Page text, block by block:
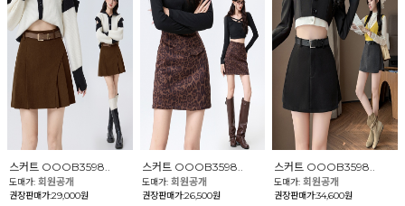
스커트 OOOB3598..
도매가: 회원공개
권장판매가:29,000원
스커트 OOOB3598..
도매가: 회원공개
권장판매가:26,500원
스커트 OOOB3598..
도매가:회원공개
권장판매가:34,600원